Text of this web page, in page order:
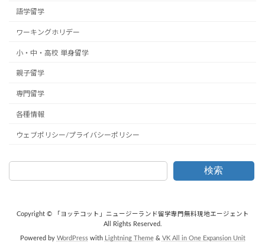
語学留学
ワーキングホリデー
小・中・高校 単身留学
親子留学
専門留学
各種情報
ウェブポリシー/プライバシーポリシー
検索
Copyright © 「ヨッテコット」ニュージーランド留学専門無料現地エージェント
All Rights Reserved.
Powered by WordPresswith Lightning Theme& VK All in One Expansion Unit